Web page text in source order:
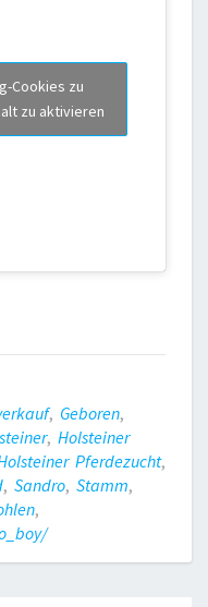
Cookies zu
zu aktivieren
, Geboren,
, Holsteiner
Pferdezucht,
, Sandro, Stamm,
,